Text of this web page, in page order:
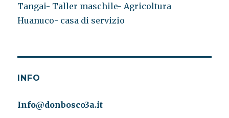
Tangai- Taller maschile- Agricoltura
Huanuco- casa di servizio
INFO
Info@donbosco3a.it